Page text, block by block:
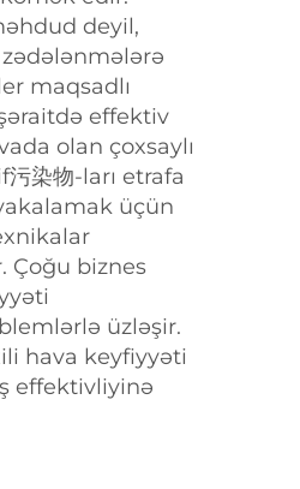
deyil,
maqsadlı
effektiv
olan çoxsaylı
染物-ları etrafa
üçün
Çoğu biznes
üzləşir.
hava keyfiyyəti
effektivliyinə